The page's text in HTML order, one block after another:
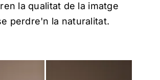
la qualitat de la imatge
perdre'n la naturalitat.